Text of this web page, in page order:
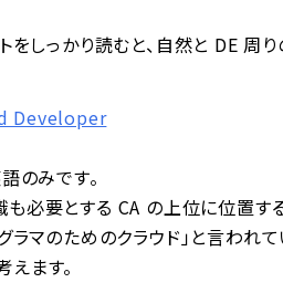
をしっかり読むと、自然と DE 周
Developer
のみです。
も必要とする CA の上位に位置す
ラマのためのクラウド」と言わ
ます。